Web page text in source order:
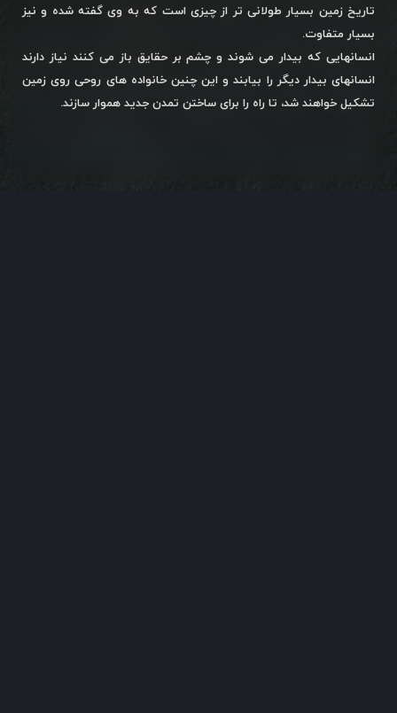
تاریخ زمین بسیار طولانی تر از چیزی است که به وی گفته شده و نیز
بسیار متفاوت.
انسانهایی که بیدار می شوند و چشم بر حقایق باز می کنند نیاز دارند
انسانهای بیدار دیگر را بیابند و این چنین خانواده های روحی روی زمین
تشکیل خواهند شد، تا راه را برای ساختن تمدن جدید هموار سازند.